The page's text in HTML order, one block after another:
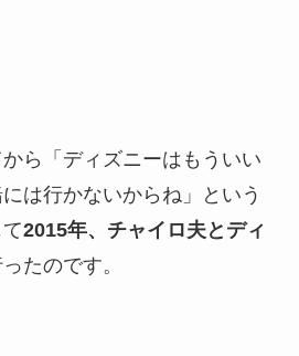
ら「ディズニーはもういい
は行かないからね」という
2015年、チャイロ夫とディ
たのです。